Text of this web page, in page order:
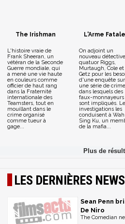
The Irishman
L'histoire vraie de
Frank Sheeran, un
vétéran de la Seconde
Guerre mondiale, qui
a mené une vie haute
en couleurs comme
officier de haut rang
dans la Fraternité
internationale des
Teamsters, tout en
mouillant dans le
crime organisé
comme tueur à
gage...
L'Arme
On adjoint un
nouveau
quatuor Riggs,
Murtaugh, Cole et
Getz pour les
d'une enquête sur
une série de
dans lesquels des
faux-monnayeurs
sont impliqués.
investigations les
conduisent à Wah
Sing Ku, un
de la mafia...
LES DERNIÈRES NEWS
Sean Penn
De Niro
The Comedian